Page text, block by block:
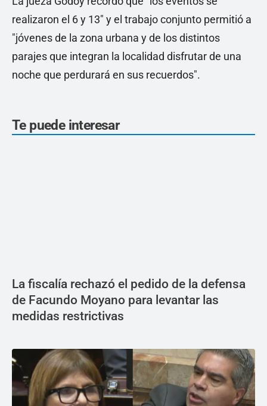
realizaron el 6 y 13" y el trabajo conjunto permitió a
"jóvenes de la zona urbana y de los distintos
parajes que integran la localidad disfrutar de una
noche que perdurará en sus recuerdos".
Te puede interesar
La fiscalía rechazó el pedido de la defensa
de Facundo Moyano para levantar las
medidas restrictivas